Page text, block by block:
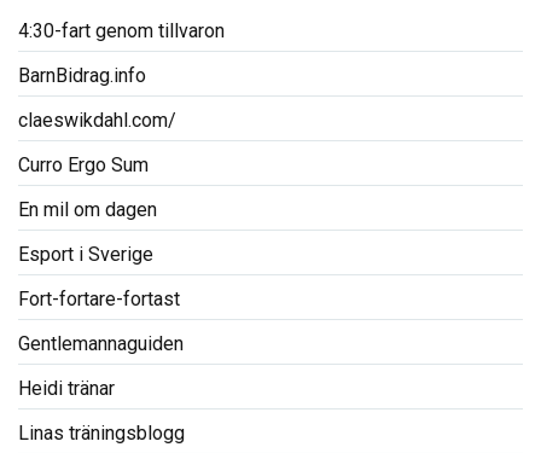
4:30-fart genom tillvaron
BarnBidrag.info
claeswikdahl.com/
Curro Ergo Sum
En mil om dagen
Esport i Sverige
Fort-fortare-fortast
Gentlemannaguiden
Heidi tränar
Linas träningsblogg